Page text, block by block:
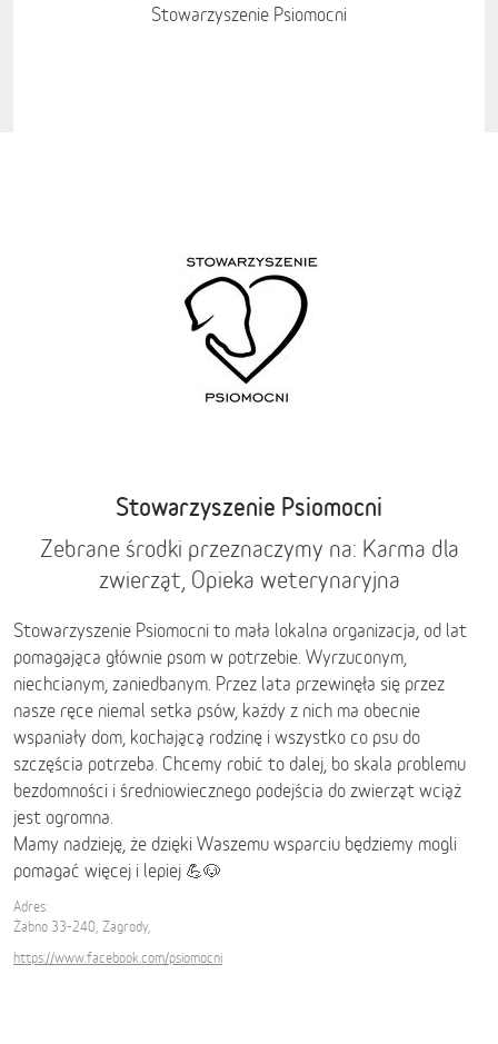
Stowarzyszenie Psiomocni
Stowarzyszenie Psiomocni
Zebrane środki przeznaczymy na: Karma dla
zwierząt, Opieka weterynaryjna
Stowarzyszenie Psiomocni to mała lokalna organizacja, od lat
pomagająca głównie psom w potrzebie. Wyrzuconym,
niechcianym, zaniedbanym. Przez lata przewinęła się przez
nasze ręce niemal setka psów, każdy z nich ma obecnie
wspaniały dom, kochającą rodzinę i wszystko co psu do
szczęścia potrzeba. Chcemy robić to dalej, bo skala problemu
bezdomności i średniowiecznego podejścia do zwierząt wciąż
jest ogromna.
Mamy nadzieję, że dzięki Waszemu wsparciu będziemy mogli
pomagać więcej i lepiej 💪🐶
Adres:
Żabno 33-240, Zagrody,
https://www.facebook.com/psiomocni